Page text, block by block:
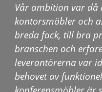
Vår ambition var då
kontorsmöbler och
breda fack, till bra
branschen och
leverantörerna var
behovet av